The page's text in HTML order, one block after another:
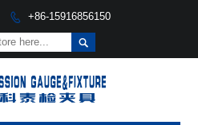
 +86-15916856150
